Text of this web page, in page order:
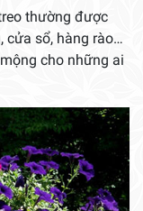
thường được
cửa sổ, hàng rào…
cho những ai